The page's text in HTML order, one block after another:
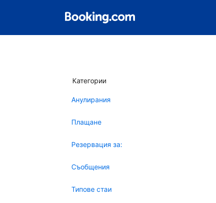
Категории
Анулирания
Плащане
Резервация за:
Съобщения
Типове стаи